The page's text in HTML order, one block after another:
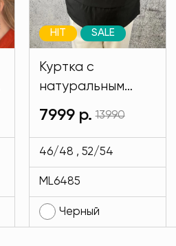
Куртка с
натуральным
мехом и на
подкладе кролик
черного цвета
MODLAV ML6485-
13
HIT SALE
7999 р. 13990
46/48 , 52/54
ML6485
Черный